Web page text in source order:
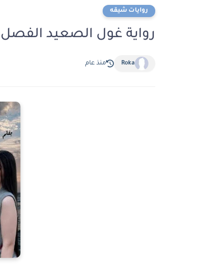
روايات شيقه
رواية غول الصعيد الفصل الواحد
Roka منذ عام